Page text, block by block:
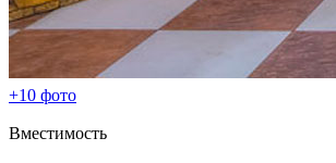
+10 фото
Вместимость